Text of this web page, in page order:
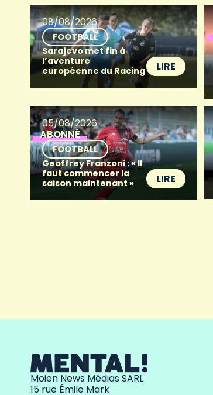
08/08/2026
FOOTBALL
Sarajevo met fin à
l’aventure
européenne du Racing
LIRE
05/08/2026
ABONNÉ
FOOTBALL
Geoffrey Franzoni : « Il
faut commencer la
saison maintenant »
LIRE
Moien News Médias SARL
15 rue Émile Mark